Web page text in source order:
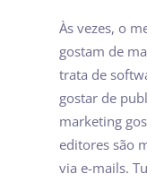
Às vezes, o
gostam de
trata de
gostar de
marketing
editores são
via e-mails.